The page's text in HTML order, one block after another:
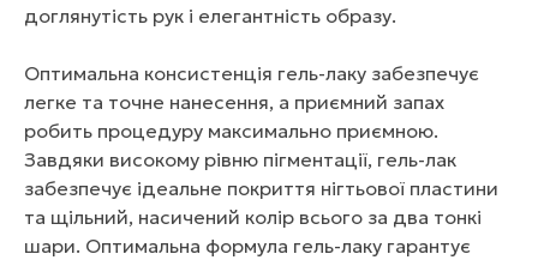
доглянутість рук і елегантність образу.
Оптимальна консистенція гель-лаку забезпечує
легке та точне нанесення, а приємний запах
робить процедуру максимально приємною.
Завдяки високому рівню пігментації, гель-лак
забезпечує ідеальне покриття нігтьової пластини
та щільний, насичений колір всього за два тонкі
шари. Оптимальна формула гель-лаку гарантує